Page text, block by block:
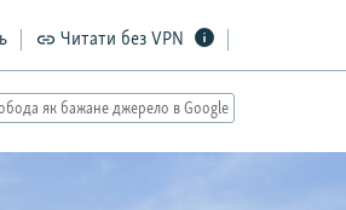
Читати без VPN
як бажане джерело в Google